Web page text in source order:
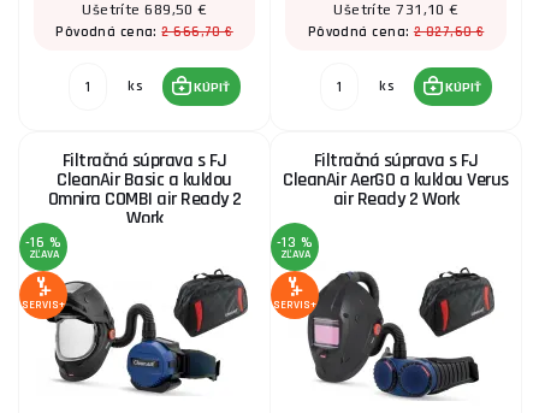
Ušetríte 689,50 €
Pôvodná cena:2 666,70 €
ks KÚPIŤ
Ušetríte 731,10 €
Pôvodná cena:2 827,60 €
ks KÚPIŤ
Filtračná súprava s FJ
CleanAir Basic a kuklou
Omnira COMBI air Ready 2
Work
-16 %
ZĽAVA
SERVIS+
Filtračná súprava s FJ
CleanAir AerGO a kuklou Verus
air Ready 2 Work
-13 %
ZĽAVA
SERVIS+